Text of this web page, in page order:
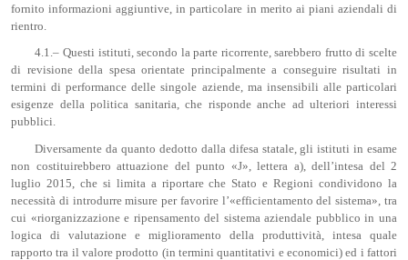
fornito informazioni aggiuntive, in particolare in merito ai piani aziendali di
rientro.
4.1.– Questi istituti, secondo la parte ricorrente, sarebbero frutto di scelte
di revisione della spesa orientate principalmente a conseguire risultati in
termini di performance delle singole aziende, ma insensibili alle particolari
esigenze della politica sanitaria, che risponde anche ad ulteriori interessi
pubblici.
Diversamente da quanto dedotto dalla difesa statale, gli istituti in esame
non costituirebbero attuazione del punto «J», lettera a), dell’intesa del 2
luglio 2015, che si limita a riportare che Stato e Regioni condividono la
necessità di introdurre misure per favorire l’«efficientamento del sistema», tra
cui «riorganizzazione e ripensamento del sistema aziendale pubblico in una
logica di valutazione e miglioramento della produttività, intesa quale
rapporto tra il valore prodotto (in termini quantitativi e economici) ed i fattori